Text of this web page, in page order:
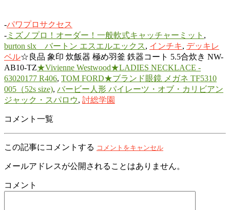
-パワプロサクセス
- ミズノプロ！オーダー！一般軟式キャッチャーミット ,
burton slx バートン エスエルエックス, インチキ, デッキレ
ベル☆良品 象印 炊飯器 極め羽釜 鉄器コート 5.5合炊き NW-
AB10-TZ★Vivienne Westwood★LADIES NECKLACE -
63020177 R406, TOM FORD★ブランド眼鏡 メガネ TF5310
005（52s size), バービー人形 パイレーツ・オブ・カリビアン
ジャック・スパロウ, 討総学園
コメント一覧
この記事にコメントする コメントをキャンセル
メールアドレスが公開されることはありません。
コメント